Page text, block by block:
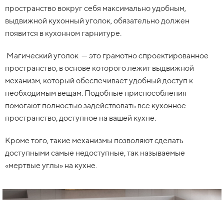
пространство вокруг себя максимально удобным,
выдвижной кухонный уголок, обязательно должен
появится в кухонном гарнитуре.
Магический уголок — это грамотно спроектированное
пространство, в основе которого лежит выдвижной
механизм, который обеспечивает удобный доступ к
необходимым вещам. Подобные приспособления
помогают полностью задействовать все кухонное
пространство, доступное на вашей кухне.
Кроме того, такие механизмы позволяют сделать
доступными самые недоступные, так называемые
«мертвые углы» на кухне.